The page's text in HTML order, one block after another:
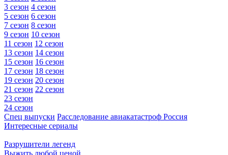
3 сезон 4 сезон
5 сезон 6 сезон
7 сезон 8 сезон
9 сезон 10 сезон
11 сезон 12 сезон
13 сезон 14 сезон
15 сезон 16 сезон
17 сезон 18 сезон
19 сезон 20 сезон
21 сезон 22 сезон
23 сезон
24 сезон
Спец выпуски Расследование авиакатастроф Россия
Интересные сериалы
Разрушители легенд
Выжить любой ценой